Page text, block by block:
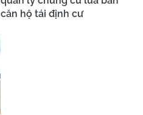
căn hộ tái định cư